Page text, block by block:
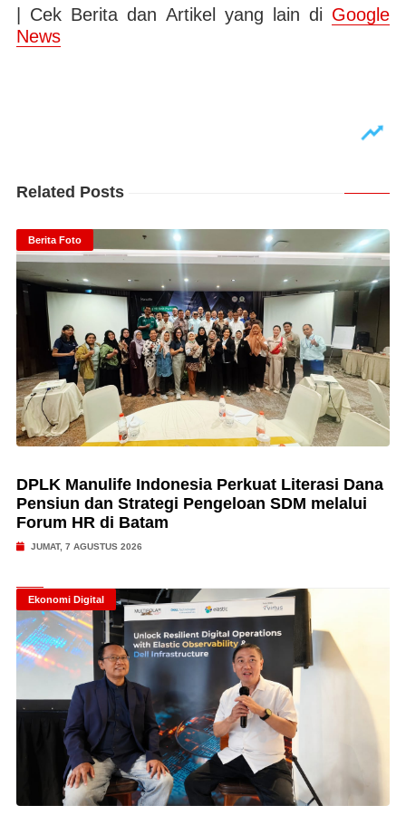
| Cek Berita dan Artikel yang lain di Google
News
Related Posts
Berita Foto
DPLK Manulife Indonesia Perkuat Literasi Dana
Pensiun dan Strategi Pengeloan SDM melalui
Forum HR di Batam
JUMAT, 7 AGUSTUS 2026
Ekonomi Digital